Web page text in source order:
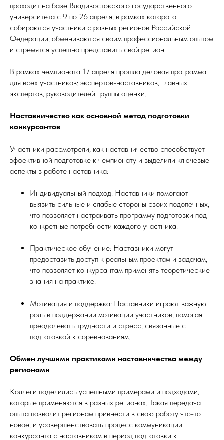
проходит на базе Владивостокского государственного
университета с 9 по 26 апреля, в рамках которого
собираются участники с разных регионов Российской
Федерации, обмениваются своим профессиональным опытом
и стремятся успешно представить свой регион.
В рамках чемпионата 17 апреля прошла деловая программа
для всех участников: экспертов-наставников, главных
экспертов, руководителей группы оценки.
Наставничество как основной метод подготовки
конкурсантов
Участники рассмотрели, как наставничество способствует
эффективной подготовке к чемпионату и выделили ключевые
аспекты в работе наставника:
Индивидуальный подход: Наставники помогают
выявить сильные и слабые стороны своих подопечных,
что позволяет настраивать программу подготовки под
конкретные потребности каждого участника.
Практическое обучение: Наставники могут
предоставить доступ к реальным проектам и задачам,
что позволяет конкурсантам применять теоретические
знания на практике.
Мотивация и поддержка: Наставники играют важную
роль в поддержании мотивации участников, помогая
преодолевать трудности и стресс, связанные с
подготовкой к соревнованиям.
Обмен лучшими практиками наставничества между
регионами
Коллеги поделились успешными примерами и подходами,
которые применяются в разных регионах. Такая передача
опыта позволит регионам привнести в свою работу что-то
новое, и усовершенствовать процесс коммуникации
конкурсанта с наставником в период подготовки к